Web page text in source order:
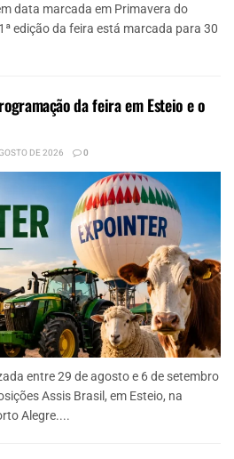
data marcada em Primavera do
edição da feira está marcada para 30
da feira em Esteio e o
DE 2026 0
entre 29 de agosto e 6 de setembro
Assis Brasil, em Esteio, na
Alegre....